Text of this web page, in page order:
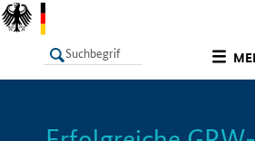
LISTE